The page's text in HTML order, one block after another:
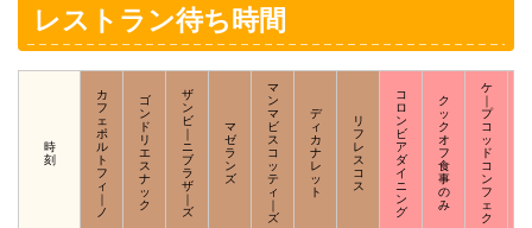
レストラン待ち時間
時
刻
カ
フ
ェ
ポ
ル
ト
フ
ィ
ノ
ゴ
ン
ド
リ
エ
ス
ナ
ッ
ク
ザ
ン
ビ
ニ
ブ
ラ
ザ
ズ
マ
ゼ
ラ
ン
ズ
マ
ン
マ
ビ
ス
コ
ッ
テ
ィ
ズ
デ
ィ
カ
ナ
レ
ッ
ト
リ
フ
レ
ス
コ
ス
コ
ロ
ン
ビ
ア
ダ
イ
ニ
ン
グ
ク
ッ
ク
オ
フ
食
事
の
み
ケ
プ
コ
ッ
ド
コ
ン
フ
ェ
ク